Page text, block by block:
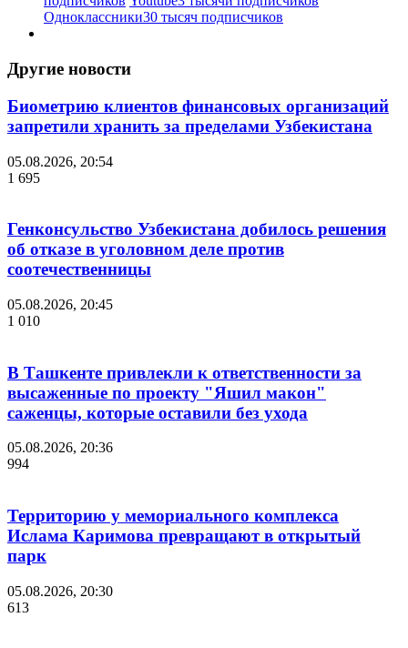
Одноклассники30 тысяч подписчиков
Другие новости
Биометрию клиентов финансовых организаций
запретили хранить за пределами Узбекистана
05.08.2026, 20:54
1 695
Генконсульство Узбекистана добилось решения
об отказе в уголовном деле против
соотечественницы
05.08.2026, 20:45
1 010
В Ташкенте привлекли к ответственности за
высаженные по проекту "Яшил макон"
саженцы, которые оставили без ухода
05.08.2026, 20:36
994
Территорию у мемориального комплекса
Ислама Каримова превращают в открытый
парк
05.08.2026, 20:30
613